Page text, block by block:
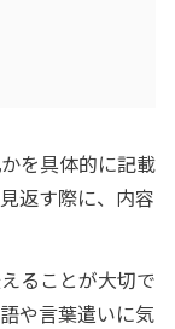
を具体的に記載
返す際に、内容
ることが大切で
や言葉遣いに気